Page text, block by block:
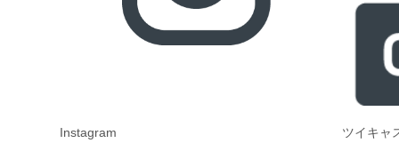
Instagram ツイキャ